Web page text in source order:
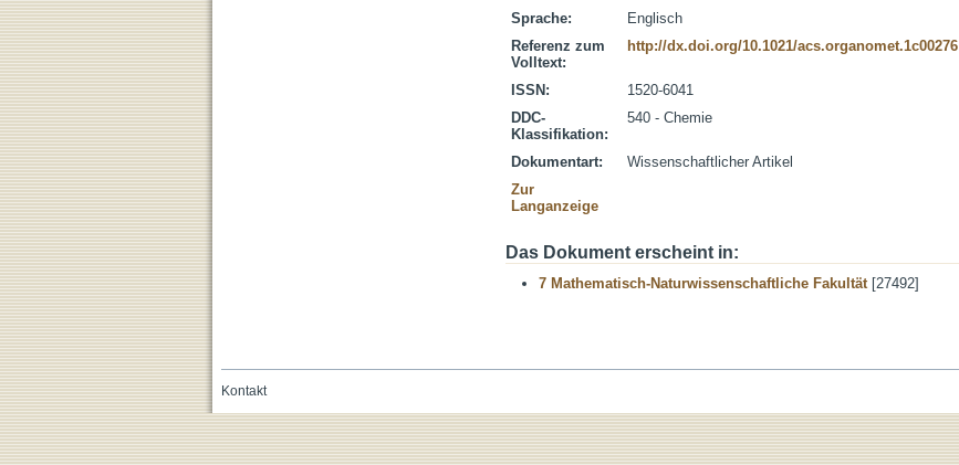
Sprache:
Englisch
Referenz zum
Volltext:
http://dx.doi.org/10.1021/acs.organomet.1c00276
ISSN:
1520-6041
DDC-
Klassifikation:
540 - Chemie
Dokumentart:
Wissenschaftlicher Artikel
Zur
Langanzeige
Das Dokument erscheint in:
7 Mathematisch-Naturwissenschaftliche Fakultät[27492]
Kontakt